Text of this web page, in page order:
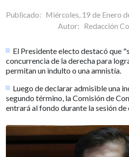
Publicado: Miércoles, 19 de Enero
Autor: Redacción
El Presidente electo destacó que
concurrencia de la derecha para
permitan un indulto o una amnistía.
Luego de declarar admisible una
segundo término, la Comisión de
entrará al fondo durante la sesión de